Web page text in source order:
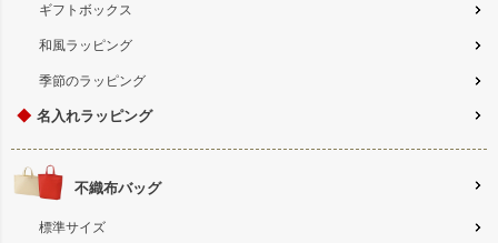
ギフトボックス
和風ラッピング
季節のラッピング
◆ 名入れラッピング
不織布バッグ
標準サイズ